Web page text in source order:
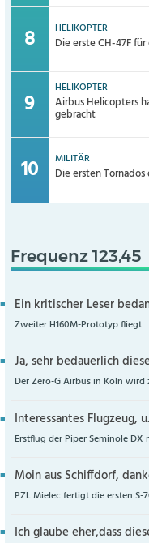
HELIKOPTER
Die erste CH-47F
HELIKOPTER
Airbus Helicopters
gebracht
MILITÄR
Die ersten
Frequenz 123,45
Ein kritischer Leser
Zweiter H160M-Prototyp fliegt
Ja, sehr bedauerlich
Der Zero-G Airbus in Köln
Interessantes Flugzeug,
Erstflug der Piper Seminole
Moin aus Schiffdorf,
PZL Mielec fertigt die ersten S-
Ich glaube eher,dass